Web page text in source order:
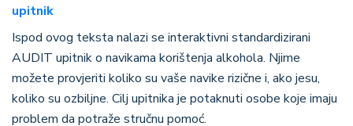
upitnik
Ispod ovog teksta nalazi se interaktivni standardizirani
AUDIT upitnik o navikama korištenja alkohola. Njime
možete provjeriti koliko su vaše navike rizične i, ako jesu,
koliko su ozbiljne. Cilj upitnika je potaknuti osobe koje imaju
problem da potraže stručnu pomoć.